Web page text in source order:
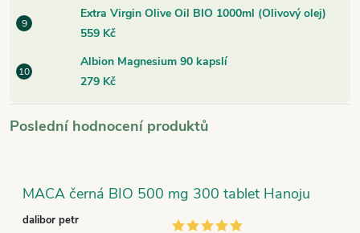
Extra Virgin Olive Oil BIO 1000ml (Olivový olej)
559 Kč
Albion Magnesium 90 kapslí
279 Kč
Poslední hodnocení produktů
MACA černá BIO 500 mg 300 tablet Hanoju
dalibor petr